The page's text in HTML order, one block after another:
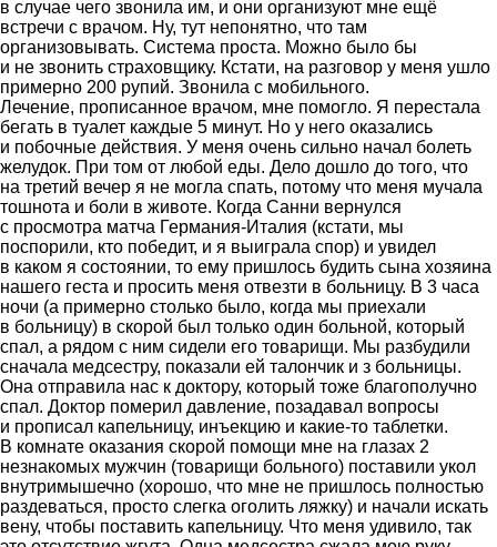
в случае чего звонила им, и они организуют мне ещё
встречи с врачом. Ну, тут непонятно, что там
организовывать. Система проста. Можно было бы
и не звонить страховщику. Кстати, на разговор у меня ушло
примерно 200 рупий. Звонила с мобильного.
Лечение, прописанное врачом, мне помогло. Я перестала
бегать в туалет каждые 5 минут. Но у него оказались
и побочные действия. У меня очень сильно начал болеть
желудок. При том от любой еды. Дело дошло до того, что
на третий вечер я не могла спать, потому что меня мучала
тошнота и боли в животе. Когда Санни вернулся
с просмотра матча Германия-Италия (кстати, мы
поспорили, кто победит, и я выиграла спор) и увидел
в каком я состоянии, то ему пришлось будить сына хозяина
нашего геста и просить меня отвезти в больницу. В 3 часа
ночи (а примерно столько было, когда мы приехали
в больницу) в скорой был только один больной, который
спал, а рядом с ним сидели его товарищи. Мы разбудили
сначала медсестру, показали ей талончик и з больницы.
Она отправила нас к доктору, который тоже благополучно
спал. Доктор померил давление, позадавал вопросы
и прописал капельницу, инъекцию и какие-то таблетки.
В комнате оказания скорой помощи мне на глазах 2
незнакомых мужчин (товарищи больного) поставили укол
внутримышечно (хорошо, что мне не пришлось полностью
раздеваться, просто слегка оголить ляжку) и начали искать
вену, чтобы поставить капельницу. Что меня удивило, так